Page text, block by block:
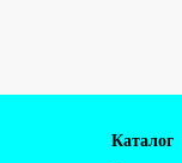
Каталог